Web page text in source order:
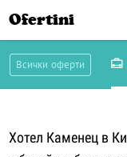
Ofertini
Всички оферти
Хотел Каменец в